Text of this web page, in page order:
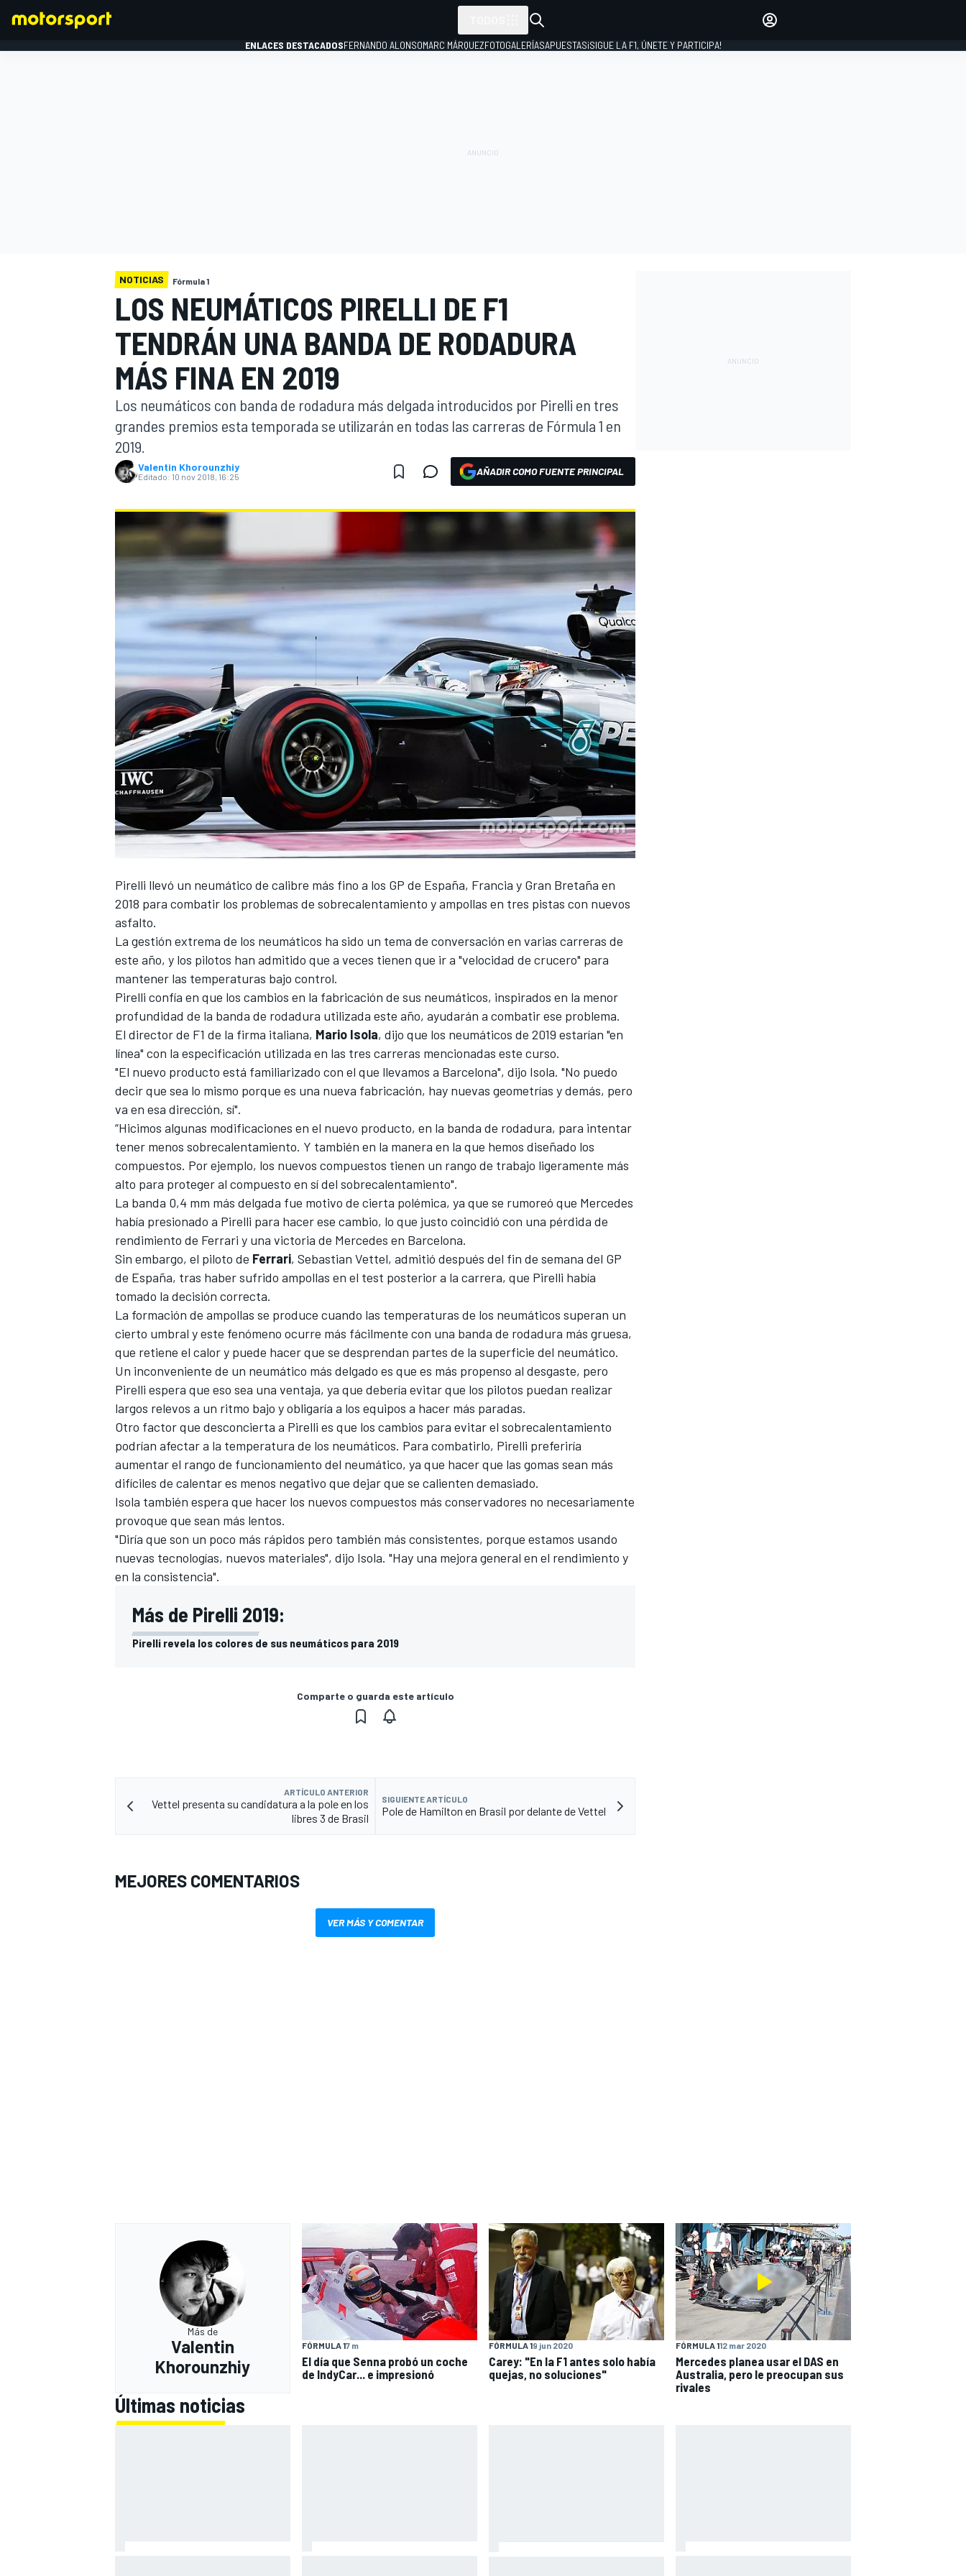
INDYCAR
MÁS CATEGORÍAS
ENLACES DESTACADOSFERNANDO ALONSOMARC MÁRQUEZFOTOGALERÍASAPUESTAS¡SIGUE LA F1, ÚNETE Y PARTICIPA!
NOTICIAS Fórmula 1
LOS NEUMÁTICOS PIRELLI DE F1
TENDRÁN UNA BANDA DE RODADURA
MÁS FINA EN 2019
Los neumáticos con banda de rodadura más delgada introducidos por Pirelli en tres
grandes premios esta temporada se utilizarán en todas las carreras de Fórmula 1 en
2019.
Valentin Khorounzhiy
Editado: 10 nov 2018, 16:25 AÑADIR COMO FUENTE PRINCIPAL
Pirelli llevó un neumático de calibre más fino a los GP de España, Francia y Gran Bretaña en
2018 para combatir los problemas de sobrecalentamiento y ampollas en tres pistas con nuevos
asfalto.
La gestión extrema de los neumáticos ha sido un tema de conversación en varias carreras de
este año, y los pilotos han admitido que a veces tienen que ir a "velocidad de crucero" para
mantener las temperaturas bajo control.
Pirelli confía en que los cambios en la fabricación de sus neumáticos, inspirados en la menor
profundidad de la banda de rodadura utilizada este año, ayudarán a combatir ese problema.
El director de F1 de la firma italiana, Mario Isola, dijo que los neumáticos de 2019 estarían "en
línea" con la especificación utilizada en las tres carreras mencionadas este curso.
"El nuevo producto está familiarizado con el que llevamos a Barcelona", dijo Isola. "No puedo
decir que sea lo mismo porque es una nueva fabricación, hay nuevas geometrías y demás, pero
va en esa dirección, sí".
“Hicimos algunas modificaciones en el nuevo producto, en la banda de rodadura, para intentar
tener menos sobrecalentamiento. Y también en la manera en la que hemos diseñado los
compuestos. Por ejemplo, los nuevos compuestos tienen un rango de trabajo ligeramente más
alto para proteger al compuesto en sí del sobrecalentamiento".
La banda 0,4 mm más delgada fue motivo de cierta polémica, ya que se rumoreó que Mercedes
había presionado a Pirelli para hacer ese cambio, lo que justo coincidió con una pérdida de
rendimiento de Ferrari y una victoria de Mercedes en Barcelona.
Sin embargo, el piloto de Ferrari, Sebastian Vettel, admitió después del fin de semana del GP
de España, tras haber sufrido ampollas en el test posterior a la carrera, que Pirelli había
tomado la decisión correcta.
La formación de ampollas se produce cuando las temperaturas de los neumáticos superan un
cierto umbral y este fenómeno ocurre más fácilmente con una banda de rodadura más gruesa,
que retiene el calor y puede hacer que se desprendan partes de la superficie del neumático.
Un inconveniente de un neumático más delgado es que es más propenso al desgaste, pero
Pirelli espera que eso sea una ventaja, ya que debería evitar que los pilotos puedan realizar
largos relevos a un ritmo bajo y obligaría a los equipos a hacer más paradas.
Otro factor que desconcierta a Pirelli es que los cambios para evitar el sobrecalentamiento
podrían afectar a la temperatura de los neumáticos. Para combatirlo, Pirelli preferiría
aumentar el rango de funcionamiento del neumático, ya que hacer que las gomas sean más
difíciles de calentar es menos negativo que dejar que se calienten demasiado.
Isola también espera que hacer los nuevos compuestos más conservadores no necesariamente
provoque que sean más lentos.
"Diría que son un poco más rápidos pero también más consistentes, porque estamos usando
nuevas tecnologías, nuevos materiales", dijo Isola. "Hay una mejora general en el rendimiento y
en la consistencia".
Más de Pirelli 2019:
Pirelli revela los colores de sus neumáticos para 2019
Comparte o guarda este artículo
ARTÍCULO ANTERIOR
Vettel presenta su candidatura a la pole en los
libres 3 de Brasil
SIGUIENTE ARTÍCULO
Pole de Hamilton en Brasil por delante de Vettel
MEJORES COMENTARIOS
VER MÁS Y COMENTAR
Más de
Valentin
Khorounzhiy
FÓRMULA 17 m
El día que Senna probó un coche
de IndyCar... e impresionó
FÓRMULA 19 jun 2020
Carey: "En la F1 antes solo había
quejas, no soluciones"
FÓRMULA 112 mar 2020
Mercedes planea usar el DAS en
Australia, pero le preocupan sus
rivales
Últimas noticias